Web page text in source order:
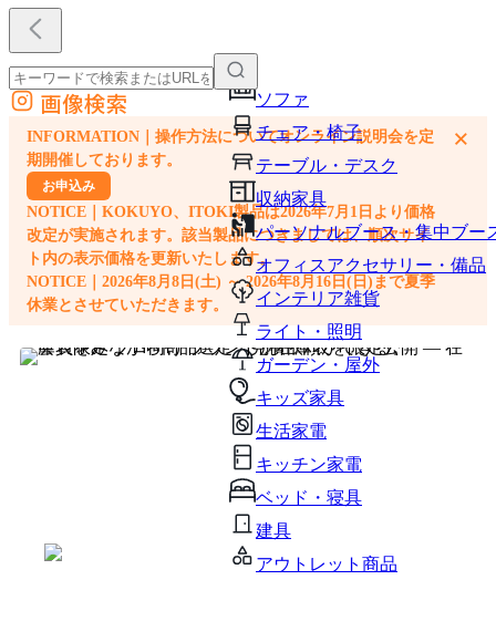
ソファ
チェア・椅子
テーブル・デスク
収納家具
パーソナルブース・集中ブー
オフィスアクセサリー・備品
インテリア雑貨
ライト・照明
ガーデン・屋外
キッズ家具
生活家電
キッチン家電
ベッド・寝具
建具
アウトレット商品
外部サイトの商品をカートに追加
他のサイトで見つけた商品ページのURLを貼り付けて、カートに追加できます
画像検索
INFORMATION｜操作方法についてオンライン説明会を定
期開催しております。
お申込み
NOTICE｜KOKUYO、ITOKI製品は2026年7月1日より価格
改定が実施されます。該当製品につきましては、順次サイ
ト内の表示価格を更新いたします。
NOTICE｜2026年8月8日(土) ～ 2026年8月16日(日)まで夏季
休業とさせていただきます。
×